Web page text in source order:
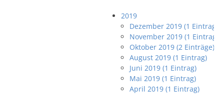
2019
Dezember 2019 (1 Eintrag)
November 2019 (1 Eintrag)
Oktober 2019 (2 Einträge)
August 2019 (1 Eintrag)
Juni 2019 (1 Eintrag)
Mai 2019 (1 Eintrag)
April 2019 (1 Eintrag)